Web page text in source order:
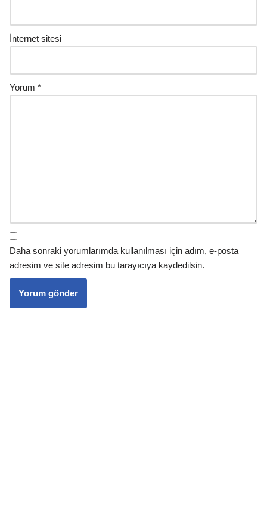
İnternet sitesi
Yorum *
Daha sonraki yorumlarımda kullanılması için adım, e-posta
adresim ve site adresim bu tarayıcıya kaydedilsin.